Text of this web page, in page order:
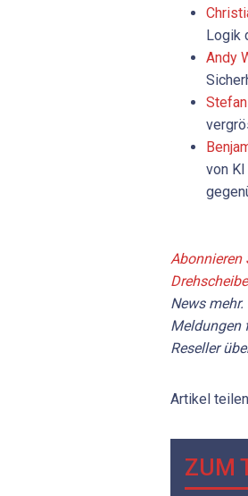
Logik
Andy
von
Abonnieren
News
Meldungen
Reseller
Artikel
ZUM